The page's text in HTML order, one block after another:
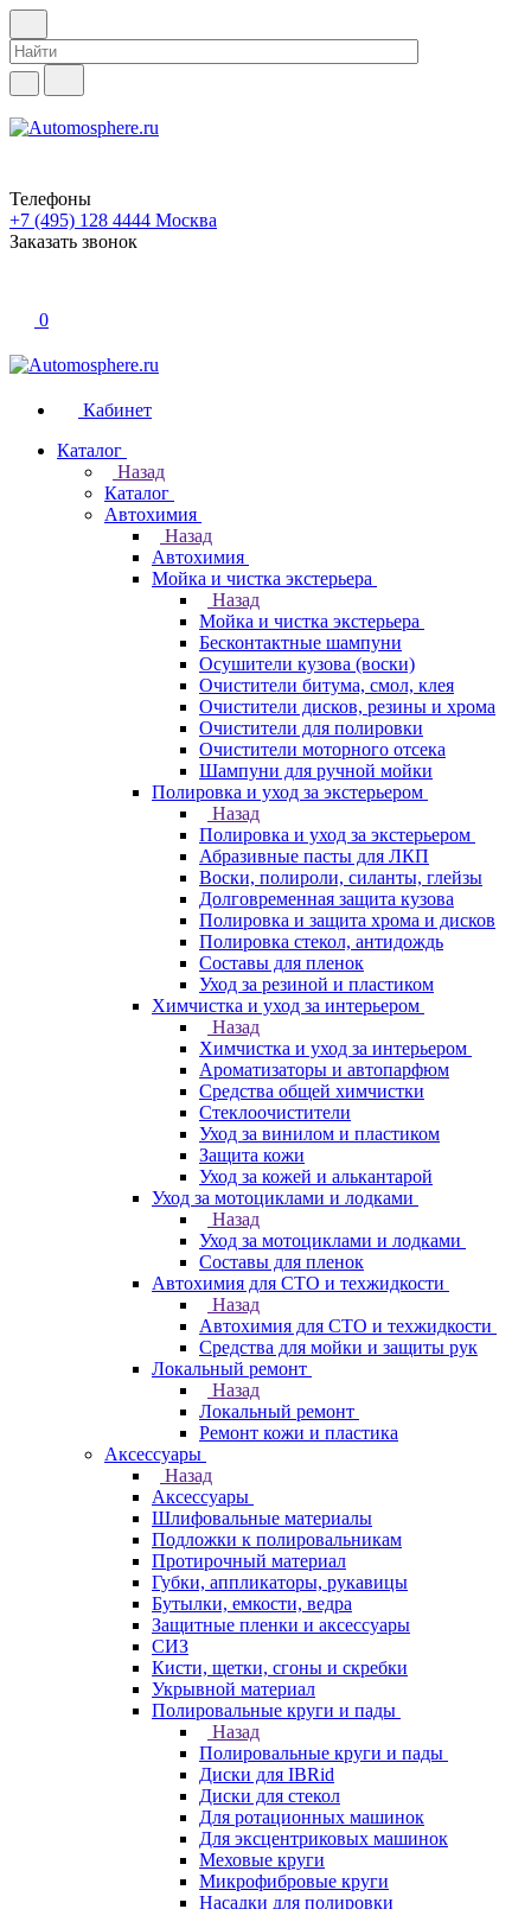
Телефоны
+7 (495) 128 4444 Москва
Заказать звонок
0
Кабинет
Каталог
Назад
Каталог
Автохимия
Назад
Автохимия
Мойка и чистка экстерьера
Назад
Мойка и чистка экстерьера
Бесконтактные шампуни
Осушители кузова (воски)
Очистители битума, смол, клея
Очистители дисков, резины и хрома
Очистители для полировки
Очистители моторного отсека
Шампуни для ручной мойки
Полировка и уход за экстерьером
Назад
Полировка и уход за экстерьером
Абразивные пасты для ЛКП
Воски, полироли, силанты, глейзы
Долговременная защита кузова
Полировка и защита хрома и дисков
Полировка стекол, антидождь
Составы для пленок
Уход за резиной и пластиком
Химчистка и уход за интерьером
Назад
Химчистка и уход за интерьером
Ароматизаторы и автопарфюм
Средства общей химчистки
Стеклоочистители
Уход за винилом и пластиком
Защита кожи
Уход за кожей и алькантарой
Уход за мотоциклами и лодками
Назад
Уход за мотоциклами и лодками
Составы для пленок
Автохимия для СТО и техжидкости
Назад
Автохимия для СТО и техжидкости
Средства для мойки и защиты рук
Локальный ремонт
Назад
Локальный ремонт
Ремонт кожи и пластика
Аксессуары
Назад
Аксессуары
Шлифовальные материалы
Подложки к полировальникам
Протирочный материал
Губки, аппликаторы, рукавицы
Бутылки, емкости, ведра
Защитные пленки и аксессуары
СИЗ
Кисти, щетки, сгоны и скребки
Укрывной материал
Полировальные круги и пады
Назад
Полировальные круги и пады
Диски для IBRid
Диски для стекол
Для ротационных машинок
Для эксцентриковых машинок
Меховые круги
Микрофибровые круги
Насадки для полировки